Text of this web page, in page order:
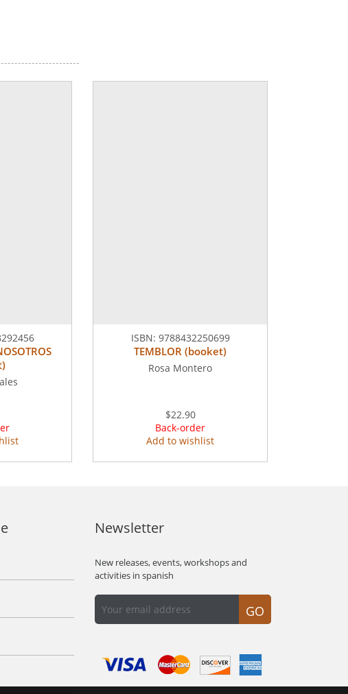
ISBN: 9788432250699
TEMBLOR (booket)
Rosa Montero
$22.90
Back-order
Add to wishlist
Newsletter
New releases, events, workshops and
activities in spanish
GO